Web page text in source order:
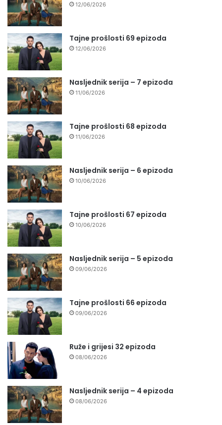
12/06/2026
Tajne prošlosti 69 epizoda
12/06/2026
Nasljednik serija – 7 epizoda
11/06/2026
Tajne prošlosti 68 epizoda
11/06/2026
Nasljednik serija – 6 epizoda
10/06/2026
Tajne prošlosti 67 epizoda
10/06/2026
Nasljednik serija – 5 epizoda
09/06/2026
Tajne prošlosti 66 epizoda
09/06/2026
Ruže i grijesi 32 epizoda
08/06/2026
Nasljednik serija – 4 epizoda
08/06/2026